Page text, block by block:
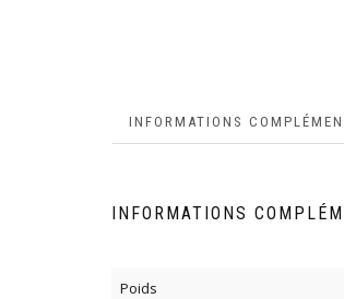
INFORMATIONS
INFORMATIONS
Poids